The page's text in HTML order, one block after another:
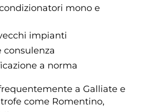
mono e
impianti
consulenza
a norma
a Galliate e
come Romentino,